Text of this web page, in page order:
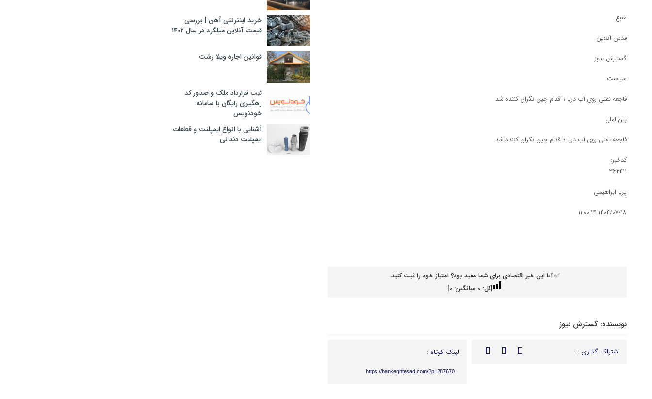
منبع:
قدس آنلاین
گسترش نیوز
سیاست
فاجعه نفتی روی آب دریا ؛ اقدام چین نگران کننده شد
بین‌الملل
فاجعه نفتی روی آب دریا ؛ اقدام چین نگران کننده شد
کدخبر:
۳۶۲۴۱۱
پریا ابراهیمی
۱۴۰۴/۰۷/۱۸ ۱۱:۰۰:۱۴
✅ آیا این خبر اقتصادی برای شما مفید بود؟ امتیاز خود را ثبت کنید.
[کل: 0 میانگین: 0
]
نویسنده: گسترش نیوز
اشتراک گذاری : لینک کوتاه :
https://bankeghtesad.com/?p=287670
خرید اینترنتی آهن | بررسی
قیمت آنلاین میلگرد در سال ۱۴۰۲
قوانین اجاره ویلا رشت
ثبت قرارداد ملک و صدور کد
رهگیری رایگان با سامانه
خودنویس
آشنایی با انواع ایمپلنت و قطعات
ایمپلنت دندانی